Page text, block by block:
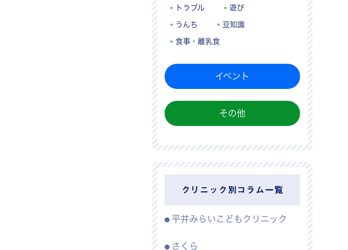
トラブル 遊び
うんち 豆知識
食事・離乳食
イベント
その他
クリニック別コラム一覧
平井みらいこどもクリニック
さくら